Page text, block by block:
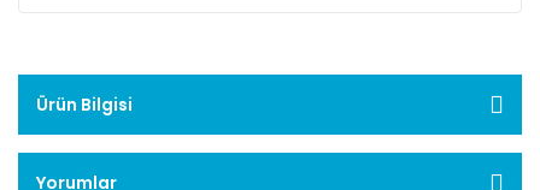
Ürün Bilgisi
Yorumlar